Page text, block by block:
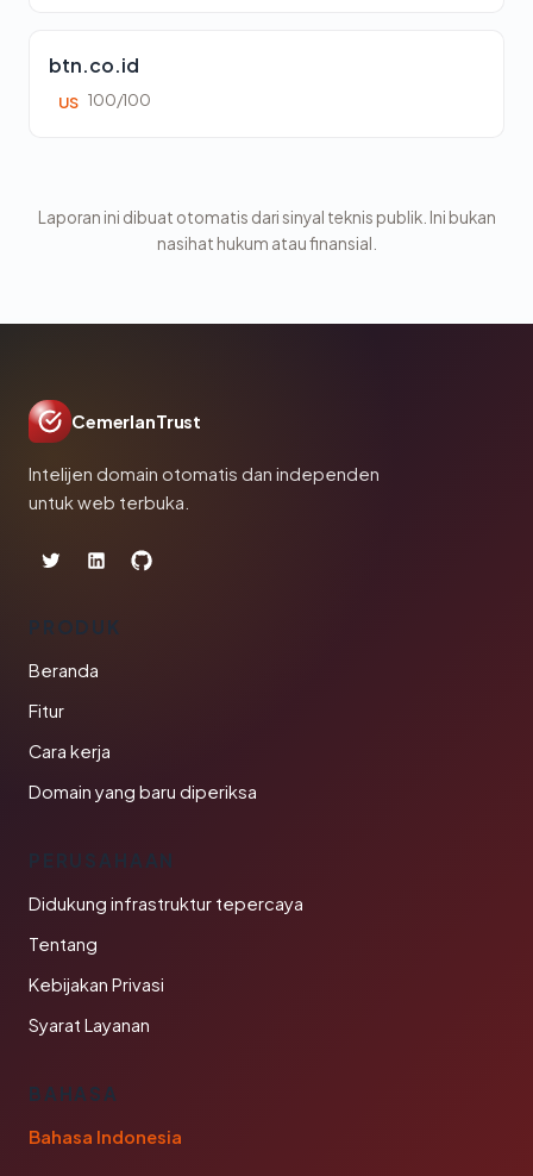
btn.co.id
US 100/100
Laporan ini dibuat otomatis dari sinyal teknis publik. Ini bukan
nasihat hukum atau finansial.
CemerlanTrust
Intelijen domain otomatis dan independen
untuk web terbuka.
PRODUK
Beranda
Fitur
Cara kerja
Domain yang baru diperiksa
PERUSAHAAN
Didukung infrastruktur tepercaya
Tentang
Kebijakan Privasi
Syarat Layanan
BAHASA
Bahasa Indonesia